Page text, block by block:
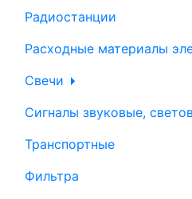
Радиостанции
Расходные материалы
Свечи
Сигналы звуковые,
Транспортные
Фильтра